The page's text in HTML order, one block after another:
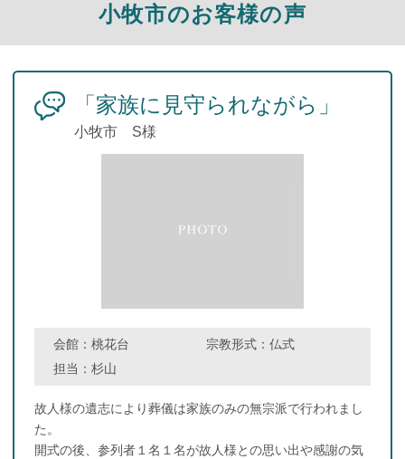
小牧市のお客様の声
「家族に見守られながら」
小牧市 S様
会館：桃花台 宗教形式： 仏式
担当：杉山
故人様の遺志により葬儀は家族のみの無宗派で行われまし
た。
開式の後、参列者１名１名が故人様との思い出や感謝の気